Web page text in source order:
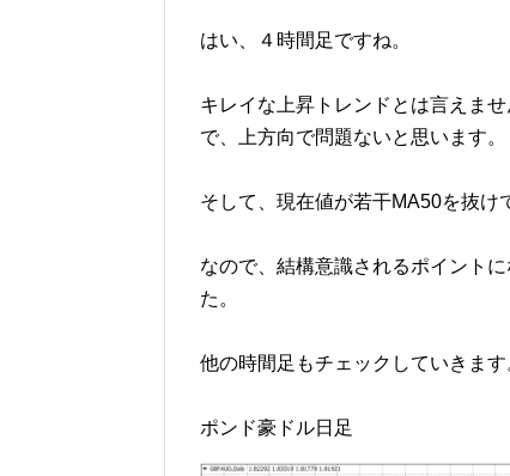
はい、４時間足ですね。
キレイな上昇トレンドとは言えま
で、上方向で問題ないと思います。
そして、現在値が若干MA50を抜け
なので、結構意識されるポイント
た。
他の時間足もチェックしていきます
ポンド豪ドル日足